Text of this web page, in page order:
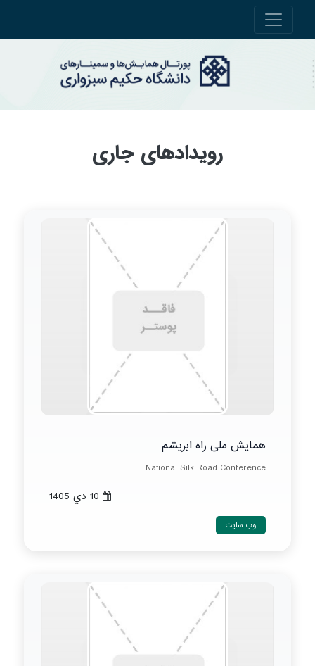
رویدادهای جاری
همایش ملی راه ابریشم
National Silk Road Conference
وب سایت